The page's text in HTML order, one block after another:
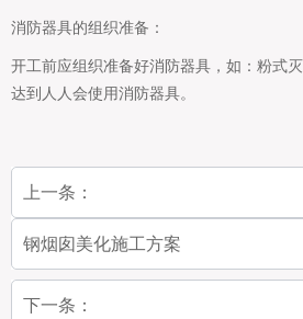
消防器具的组织准备：
开工前应组织准备好消防器具，如：粉式
达到人人会使用消防器具。
上一条：
钢烟囱美化施工方案
下一条：